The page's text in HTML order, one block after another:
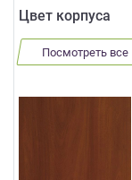
Цвет корпуса
Посмотреть все